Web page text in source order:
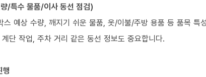
/특수 물품/이사 동선 점검)
스 예상 수량, 깨지기 쉬운 물품, 옷/이불/주방 용품 등 품목 특
단 작업, 주차 거리 같은 동선 정보도 중요합니다.
행